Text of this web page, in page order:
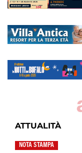
ATTUALITÀ
NOTA STAMPA